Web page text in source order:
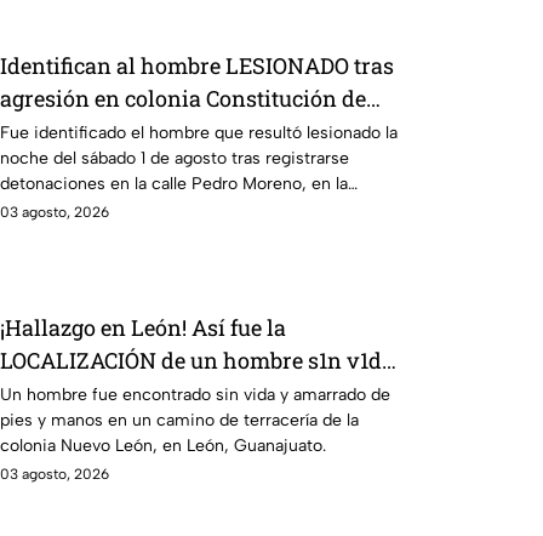
Identifican al hombre LESIONADO tras
agresión en colonia Constitución de
Apatzingán en Irapuato
Fue identificado el hombre que resultó lesionado la
noche del sábado 1 de agosto tras registrarse
detonaciones en la calle Pedro Moreno, en la
colonia Constitución de Apatzingán, en Irapuato.
03 agosto, 2026
¡Hallazgo en León! Así fue la
LOCALIZACIÓN de un hombre s1n v1da,
en la Nuevo León, HOY lunes: revelan
cómo iba vestido
Un hombre fue encontrado sin vida y amarrado de
pies y manos en un camino de terracería de la
colonia Nuevo León, en León, Guanajuato.
03 agosto, 2026